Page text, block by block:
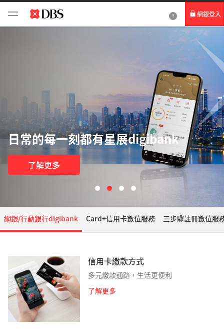
網銀登入
個人網路銀行
Card+ 信用卡數位服務
企業網路銀行
日常的每一刻都有星展digibank
了解更多
網銀/行動銀行digibank Card+信用卡數位服務 三步驟註冊數位服
信用卡繳款方式
多元繳款通路，生活更便利
了解更多